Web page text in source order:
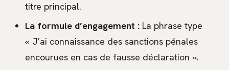
titre principal.
La formule d’engagement : La phrase type
« J’ai connaissance des sanctions pénales
encourues en cas de fausse déclaration ».